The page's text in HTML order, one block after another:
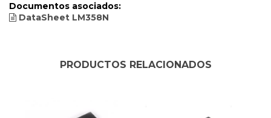
Documentos asociados:
DataSheet LM358N
PRODUCTOS RELACIONADOS